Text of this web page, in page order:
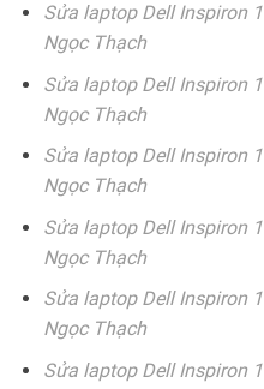
Sửa laptop Dell Inspiron
Ngọc Thạch
Sửa laptop Dell Inspiron
Ngọc Thạch
Sửa laptop Dell Inspiron
Ngọc Thạch
Sửa laptop Dell Inspiron
Ngọc Thạch
Sửa laptop Dell Inspiron
Ngọc Thạch
Sửa laptop Dell Inspiron